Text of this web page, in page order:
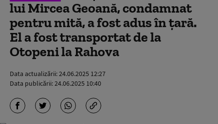
lui Mircea Geoană, condamnat
pentru mită, a fost adus în țară.
El a fost transportat de la
Otopeni la Rahova
Data actualizării:24.06.2025 12:27
Data publicării:24.06.2025 10:40